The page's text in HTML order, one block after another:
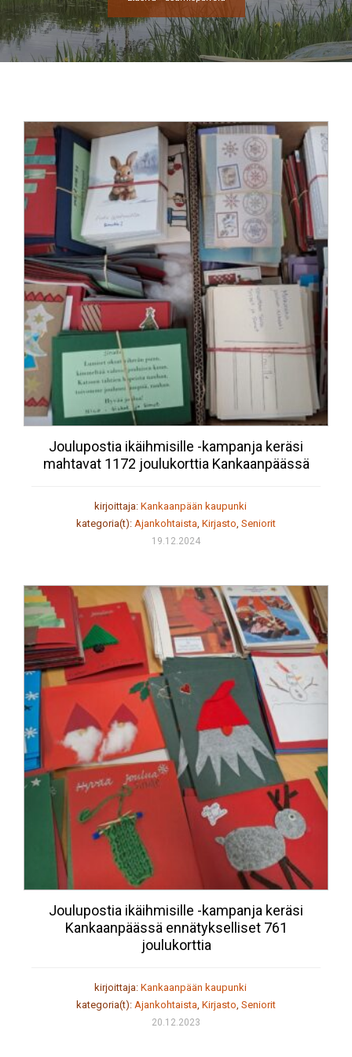
Joulupostia ikäihmisille -kampanja keräsi
mahtavat 1172 joulukorttia Kankaanpäässä
kirjoittaja: Kankaanpään kaupunki
kategoria(t): Ajankohtaista, Kirjasto, Seniorit
19.12.2024
Joulupostia ikäihmisille -kampanja keräsi
Kankaanpäässä ennätykselliset 761
joulukorttia
kirjoittaja: Kankaanpään kaupunki
kategoria(t): Ajankohtaista, Kirjasto, Seniorit
20.12.2023